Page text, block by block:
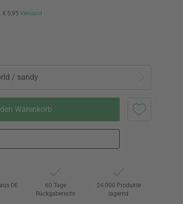
€ 5,95 Versand
/ sandy
Warenkorb
DE
60 Tage
Rückgaberecht
24.000 Produkte
lagernd